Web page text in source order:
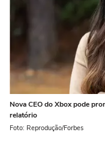
Nova CEO do Xbox pode
relatório
Foto: Reprodução/Forbes